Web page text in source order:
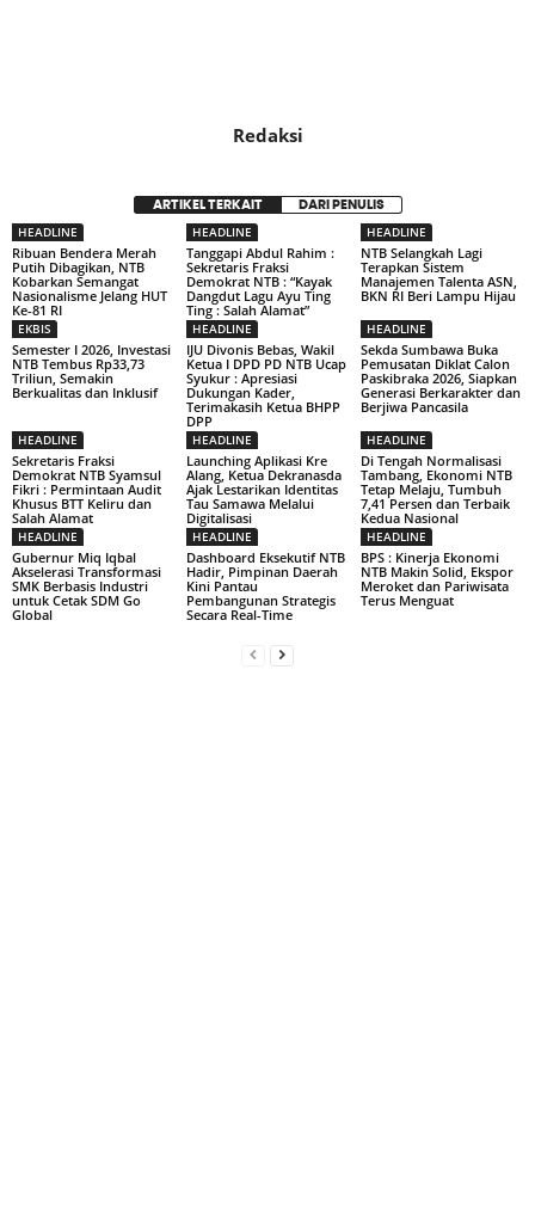
Redaksi
ARTIKEL TERKAIT DARI PENULIS
HEADLINE
Ribuan Bendera Merah
Putih Dibagikan, NTB
Kobarkan Semangat
Nasionalisme Jelang HUT
Ke-81 RI
HEADLINE
Tanggapi Abdul Rahim :
Sekretaris Fraksi
Demokrat NTB : “Kayak
Dangdut Lagu Ayu Ting
Ting : Salah Alamat”
HEADLINE
NTB Selangkah Lagi
Terapkan Sistem
Manajemen Talenta ASN,
BKN RI Beri Lampu Hijau
EKBIS
Semester I 2026, Investasi
NTB Tembus Rp33,73
Triliun, Semakin
Berkualitas dan Inklusif
HEADLINE
IJU Divonis Bebas, Wakil
Ketua I DPD PD NTB Ucap
Syukur : Apresiasi
Dukungan Kader,
Terimakasih Ketua BHPP
DPP
HEADLINE
Sekda Sumbawa Buka
Pemusatan Diklat Calon
Paskibraka 2026, Siapkan
Generasi Berkarakter dan
Berjiwa Pancasila
HEADLINE
Sekretaris Fraksi
Demokrat NTB Syamsul
Fikri : Permintaan Audit
Khusus BTT Keliru dan
Salah Alamat
HEADLINE
Launching Aplikasi Kre
Alang, Ketua Dekranasda
Ajak Lestarikan Identitas
Tau Samawa Melalui
Digitalisasi
HEADLINE
Di Tengah Normalisasi
Tambang, Ekonomi NTB
Tetap Melaju, Tumbuh
7,41 Persen dan Terbaik
Kedua Nasional
HEADLINE
Gubernur Miq Iqbal
Akselerasi Transformasi
SMK Berbasis Industri
untuk Cetak SDM Go
Global
HEADLINE
Dashboard Eksekutif NTB
Hadir, Pimpinan Daerah
Kini Pantau
Pembangunan Strategis
Secara Real-Time
HEADLINE
BPS : Kinerja Ekonomi
NTB Makin Solid, Ekspor
Meroket dan Pariwisata
Terus Menguat